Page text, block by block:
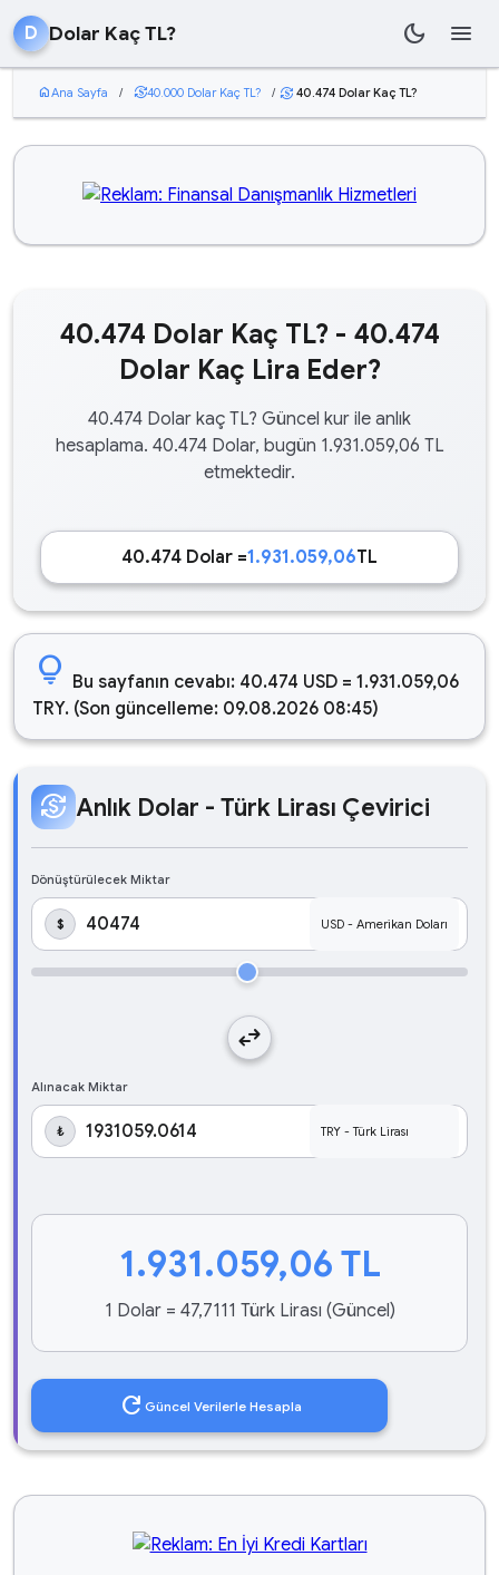
D Dolar Kaç TL? dark_mode menu
homeAna Sayfa / currency_exchange40.000 Dolar Kaç TL? / currency_exchange 40.474 Dolar Kaç TL?
40.474 Dolar Kaç TL? - 40.474
Dolar Kaç Lira Eder?
40.474 Dolar kaç TL? Güncel kur ile anlık
hesaplama. 40.474 Dolar, bugün 1.931.059,06 TL
etmektedir.
40.474 Dolar =1.931.059,06TL
lightbulb Bu sayfanın cevabı: 40.474 USD = 1.931.059,06
TRY. (Son güncelleme: 09.08.2026 08:45)
currency_exchange Anlık Dolar - Türk Lirası Çevirici
Dönüştürülecek Miktar
$
swap_horiz
Alınacak Miktar
₺
1.931.059,06 TL
1 Dolar = 47,7111 Türk Lirası (Güncel)
refresh Güncel Verilerle Hesapla